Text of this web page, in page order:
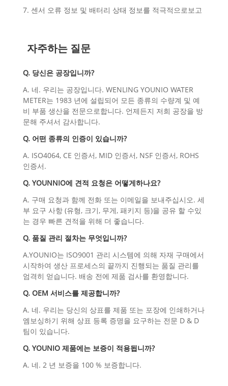
7. 센서 오류 정보 및 배터리 상태 정보를 적극적으로보고
자주하는 질문
Q. 당신은 공장입니까?
A. 네. 우리는 공장입니다. WENLING YOUNIO WATER
METER는 1983 년에 설립되어 모든 종류의 수량계 및 예
비 부품 생산을 전문으로합니다. 언제든지 저희 공장을 방
문해 주셔서 감사합니다.
Q. 어떤 종류의 인증이 있습니까?
A. ISO4064, CE 인증서, MID 인증서, NSF 인증서, ROHS
인증서.
Q. YOUNNIO에 견적 요청은 어떻게하나요?
A. 구매 요청과 함께 전화 또는 이메일을 보내주십시오. 세
부 요구 사항 (유형, 크기, 무게, 패키지 등)을 공유 할 수있
는 경우 빠른 견적을 위해 더 좋습니다.
Q. 품질 관리 절차는 무엇입니까?
A.YOUNIO는 ISO9001 관리 시스템에 의해 자재 구매에서
시작하여 생산 프로세스의 끝까지 진행되는 품질 관리를
엄격히 얻습니다. 배송 전에 제품 검사를 환영합니다.
Q. OEM 서비스를 제공합니까?
A. 네. 우리는 당신의 상표를 제품 또는 포장에 인쇄하거나
엠보싱하기 위해 상표 등록 증명을 요구하는 전문 D & D
팀이 있습니다.
Q. YOUNIO 제품에는 보증이 적용됩니까?
A. 네. 2 년 보증을 100 % 보증합니다.